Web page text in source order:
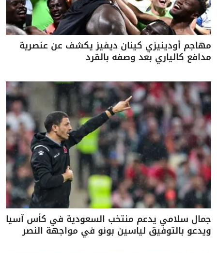
مهاجم أودينيزي كينان ديفيز يكشف عن عنصرية
مدافع كالياري بعد وصفه بالقرد
جمال سلامي يدعم منتخب السعودية في كأس آسيا
ويدعو بالتوفيق لياسين بونو في مواجهة النصر